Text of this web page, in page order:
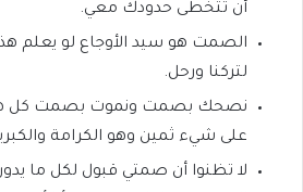
أن تتخطى حدودك معي.
الصمت هو سيد الأوجاع لو يعلم
لتركنا ورحل.
نصحك بصمت ونموت بصمت كل
على شيء ثمين وهو الكرامة
لا تظنوا أن صمتي قبول لكل ما